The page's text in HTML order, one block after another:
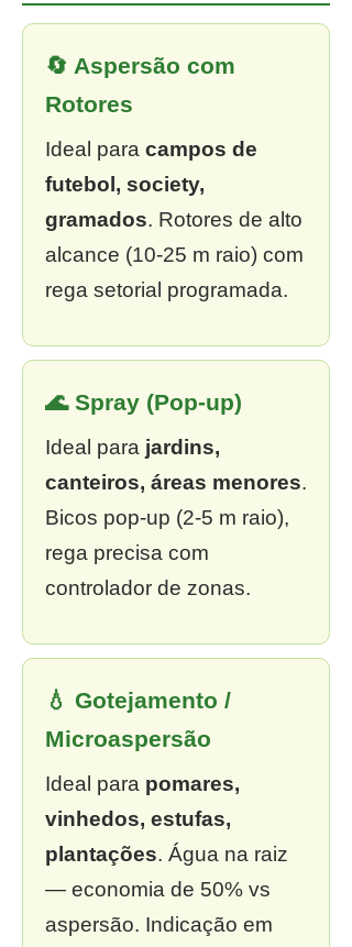
🔄 Aspersão com
Rotores
Ideal para campos de
futebol, society,
gramados. Rotores de alto
alcance (10-25 m raio) com
rega setorial programada.
🌊 Spray (Pop-up)
Ideal para jardins,
canteiros, áreas menores.
Bicos pop-up (2-5 m raio),
rega precisa com
controlador de zonas.
💧 Gotejamento /
Microaspersão
Ideal para pomares,
vinhedos, estufas,
plantações. Água na raiz
— economia de 50% vs
aspersão. Indicação em